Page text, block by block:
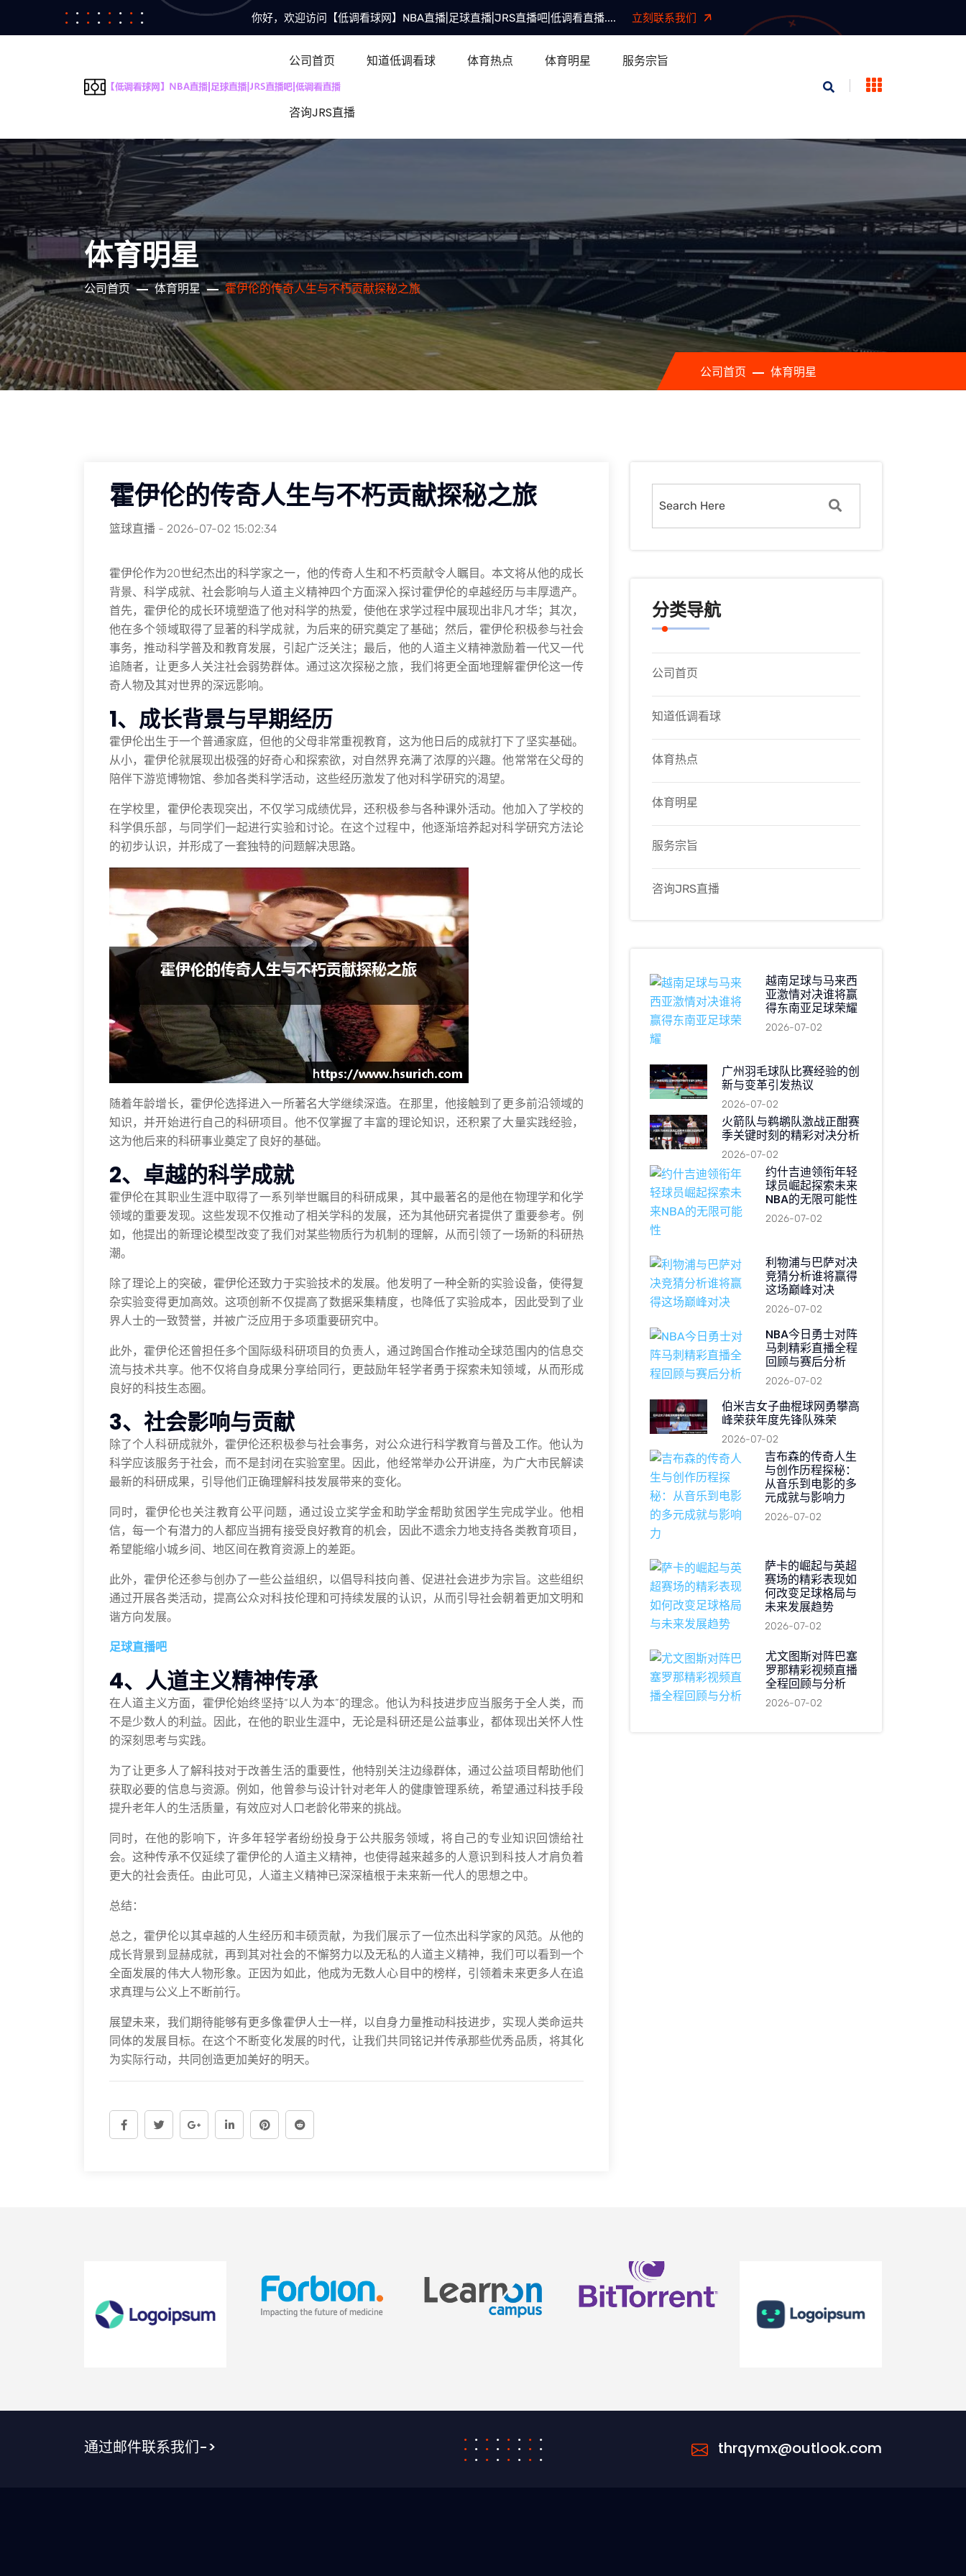
你好，欢迎访问【低调看球网】NBA直播|足球直播|JRS直播吧|低调看直播.... 立刻联系我们
公司首页 知道低调看球 体育热点 体育明星 服务宗旨
咨询JRS直播
体育明星
公司首页 体育明星 霍伊伦的传奇人生与不朽贡献探秘之旅
公司首页 体育明星
霍伊伦的传奇人生与不朽贡献探秘之旅
篮球直播 - 2026-07-02 15:02:34
霍伊伦作为20世纪杰出的科学家之一，他的传奇人生和不朽贡献令人瞩目。本文将从他的成长
背景、科学成就、社会影响与人道主义精神四个方面深入探讨霍伊伦的卓越经历与丰厚遗产。
首先，霍伊伦的成长环境塑造了他对科学的热爱，使他在求学过程中展现出非凡才华；其次，
他在多个领域取得了显著的科学成就，为后来的研究奠定了基础；然后，霍伊伦积极参与社会
事务，推动科学普及和教育发展，引起广泛关注；最后，他的人道主义精神激励着一代又一代
追随者，让更多人关注社会弱势群体。通过这次探秘之旅，我们将更全面地理解霍伊伦这一传
奇人物及其对世界的深远影响。
1、成长背景与早期经历
霍伊伦出生于一个普通家庭，但他的父母非常重视教育，这为他日后的成就打下了坚实基础。
从小，霍伊伦就展现出极强的好奇心和探索欲，对自然界充满了浓厚的兴趣。他常常在父母的
陪伴下游览博物馆、参加各类科学活动，这些经历激发了他对科学研究的渴望。
在学校里，霍伊伦表现突出，不仅学习成绩优异，还积极参与各种课外活动。他加入了学校的
科学俱乐部，与同学们一起进行实验和讨论。在这个过程中，他逐渐培养起对科学研究方法论
的初步认识，并形成了一套独特的问题解决思路。
随着年龄增长，霍伊伦选择进入一所著名大学继续深造。在那里，他接触到了更多前沿领域的
知识，并开始进行自己的科研项目。他不仅掌握了丰富的理论知识，还积累了大量实践经验，
这为他后来的科研事业奠定了良好的基础。
2、卓越的科学成就
霍伊伦在其职业生涯中取得了一系列举世瞩目的科研成果，其中最著名的是他在物理学和化学
领域的重要发现。这些发现不仅推动了相关学科的发展，还为其他研究者提供了重要参考。例
如，他提出的新理论模型改变了我们对某些物质行为机制的理解，从而引领了一场新的科研热
潮。
除了理论上的突破，霍伊伦还致力于实验技术的发展。他发明了一种全新的实验设备，使得复
杂实验变得更加高效。这项创新不仅提高了数据采集精度，也降低了实验成本，因此受到了业
界人士的一致赞誉，并被广泛应用于多项重要研究中。
此外，霍伊伦还曾担任多个国际级科研项目的负责人，通过跨国合作推动全球范围内的信息交
流与技术共享。他不仅将自身成果分享给同行，更鼓励年轻学者勇于探索未知领域，从而形成
良好的科技生态圈。
3、社会影响与贡献
除了个人科研成就外，霍伊伦还积极参与社会事务，对公众进行科学教育与普及工作。他认为
科学应该服务于社会，而不是封闭在实验室里。因此，他经常举办公开讲座，为广大市民解读
最新的科研成果，引导他们正确理解科技发展带来的变化。
同时，霍伊伦也关注教育公平问题，通过设立奖学金和助学金帮助贫困学生完成学业。他相
信，每一个有潜力的人都应当拥有接受良好教育的机会，因此不遗余力地支持各类教育项目，
希望能缩小城乡间、地区间在教育资源上的差距。
此外，霍伊伦还参与创办了一些公益组织，以倡导科技向善、促进社会进步为宗旨。这些组织
通过开展各类活动，提高公众对科技伦理和可持续发展的认识，从而引导社会朝着更加文明和
谐方向发展。
足球直播吧
4、人道主义精神传承
在人道主义方面，霍伊伦始终坚持“以人为本”的理念。他认为科技进步应当服务于全人类，而
不是少数人的利益。因此，在他的职业生涯中，无论是科研还是公益事业，都体现出关怀人性
的深刻思考与实践。
为了让更多人了解科技对于改善生活的重要性，他特别关注边缘群体，通过公益项目帮助他们
获取必要的信息与资源。例如，他曾参与设计针对老年人的健康管理系统，希望通过科技手段
提升老年人的生活质量，有效应对人口老龄化带来的挑战。
同时，在他的影响下，许多年轻学者纷纷投身于公共服务领域，将自己的专业知识回馈给社
会。这种传承不仅延续了霍伊伦的人道主义精神，也使得越来越多的人意识到科技人才肩负着
更大的社会责任。由此可见，人道主义精神已深深植根于未来新一代人的思想之中。
总结：
总之，霍伊伦以其卓越的人生经历和丰硕贡献，为我们展示了一位杰出科学家的风范。从他的
成长背景到显赫成就，再到其对社会的不懈努力以及无私的人道主义精神，我们可以看到一个
全面发展的伟大人物形象。正因为如此，他成为无数人心目中的榜样，引领着未来更多人在追
求真理与公义上不断前行。
展望未来，我们期待能够有更多像霍伊人士一样，以自身力量推动科技进步，实现人类命运共
同体的发展目标。在这个不断变化发展的时代，让我们共同铭记并传承那些优秀品质，将其化
为实际行动，共同创造更加美好的明天。
分类导航
公司首页
知道低调看球
体育热点
体育明星
服务宗旨
咨询JRS直播
越南足球与马来西
亚激情对决谁将赢
得东南亚足球荣耀
2026-07-02
广州羽毛球队比赛经验的创
新与变革引发热议
2026-07-02
火箭队与鹈鹕队激战正酣赛
季关键时刻的精彩对决分析
2026-07-02
约什吉迪领衔年轻
球员崛起探索未来
NBA的无限可能性
2026-07-02
利物浦与巴萨对决
竞猜分析谁将赢得
这场巅峰对决
2026-07-02
NBA今日勇士对阵
马刺精彩直播全程
回顾与赛后分析
2026-07-02
伯米吉女子曲棍球网勇攀高
峰荣获年度先锋队殊荣
2026-07-02
吉布森的传奇人生
与创作历程探秘：
从音乐到电影的多
元成就与影响力
2026-07-02
萨卡的崛起与英超
赛场的精彩表现如
何改变足球格局与
未来发展趋势
2026-07-02
尤文图斯对阵巴塞
罗那精彩视频直播
全程回顾与分析
2026-07-02
通过邮件联系我们-> thrqymx@outlook.com